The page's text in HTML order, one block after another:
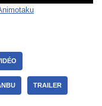
TRAILER